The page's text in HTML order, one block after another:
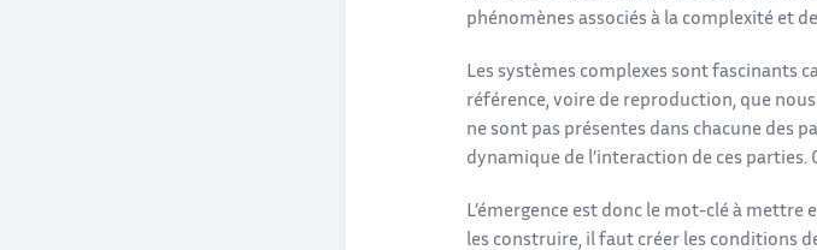
phénomènes associés à la complexité et
Les systèmes complexes sont fascinants
référence, voire de reproduction, que
ne sont pas présentes dans chacune des
dynamique de l’interaction de ces parties.
L’émergence est donc le mot-clé à mettre
les construire, il faut créer les conditions